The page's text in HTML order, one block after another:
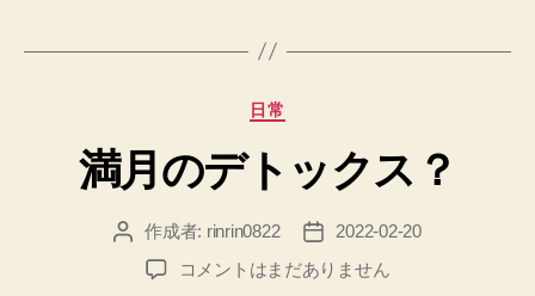
カ
ゴ
リ
日常
満月のデトックス？
投 作成者: rinrin0822
投
稿
日
2022-02-20
満
コメントはまだありません